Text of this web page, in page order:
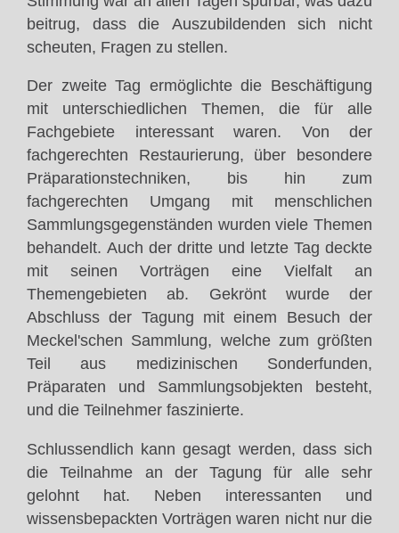
beitrug, dass die Auszubildenden sich nicht
scheuten, Fragen zu stellen.
Der zweite Tag ermöglichte die Beschäftigung
mit unterschiedlichen Themen, die für alle
Fachgebiete interessant waren. Von der
fachgerechten Restaurierung, über besondere
Präparationstechniken, bis hin zum
fachgerechten Umgang mit menschlichen
Sammlungsgegenständen wurden viele Themen
behandelt. Auch der dritte und letzte Tag deckte
mit seinen Vorträgen eine Vielfalt an
Themengebieten ab. Gekrönt wurde der
Abschluss der Tagung mit einem Besuch der
Meckel'schen Sammlung, welche zum größten
Teil aus medizinischen Sonderfunden,
Präparaten und Sammlungsobjekten besteht,
und die Teilnehmer faszinierte.
Schlussendlich kann gesagt werden, dass sich
die Teilnahme an der Tagung für alle sehr
gelohnt hat. Neben interessanten und
wissensbepackten Vorträgen waren nicht nur die